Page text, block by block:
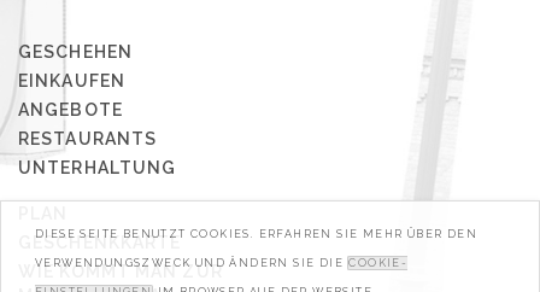
GESCHEHEN
EINKAUFEN
ANGEBOTE
RESTAURANTS
UNTERHALTUNG
GESCHENKKARTE
WIE KOMMT MAN ZUR
DIESE SEITE BENUTZT COOKIES. ERFAHREN SIE MEHR ÜBER DEN
VERWENDUNGSZWECK UND ÄNDERN SIE DIE COOKIE-